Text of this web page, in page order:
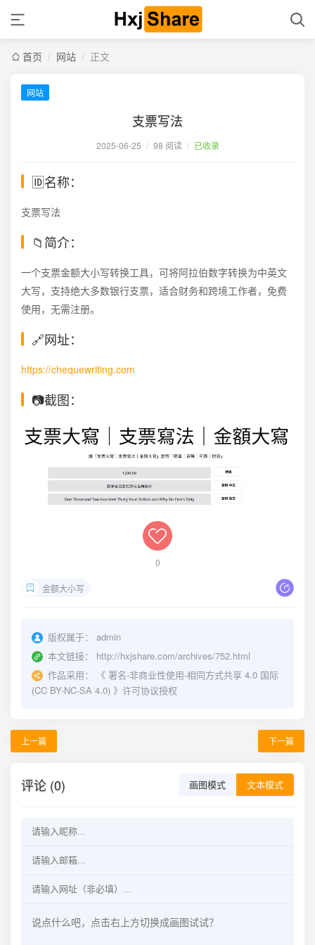
首页 / 网站 / 正文
网站
支票写法
2025-06-25 / 98 阅读 / 已收录
🆔名称：
支票写法
📁简介：
一个支票金额大小写转换工具，可将阿拉伯数字转换为中英文
大写，支持绝大多数银行支票，适合财务和跨境工作者，免费
使用，无需注册。
🔗网址：
https://chequewriting.com
📷截图：
0
金额大小写
版权属于：
admin
本文链接：
http://hxjshare.com/archives/752.html
作品采用：
《 署名-非商业性使用-相同方式共享 4.0 国际
(CC BY-NC-SA 4.0) 》许可协议授权
上一篇 下一篇
评论 (0) 画图模式 文本模式